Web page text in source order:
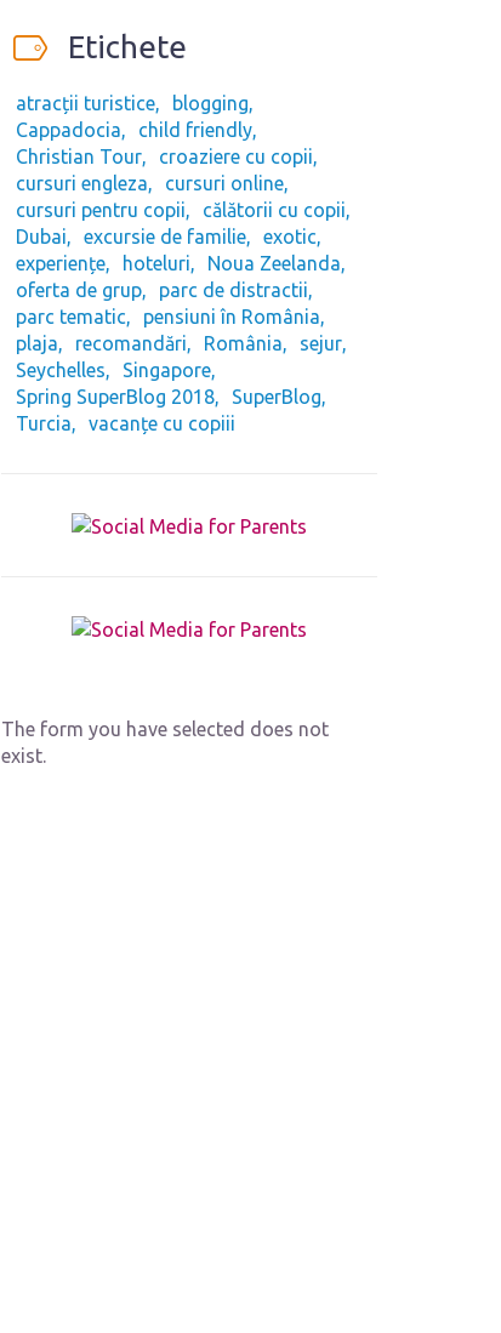
Etichete
atracții turistice
blogging
Cappadocia
child friendly
Christian Tour
croaziere cu copii
cursuri engleza
cursuri online
cursuri pentru copii
călătorii cu copii
Dubai
excursie de familie
exotic
experiențe
hoteluri
Noua Zeelanda
oferta de grup
parc de distractii
parc tematic
pensiuni în România
plaja
recomandări România
sejur
Seychelles
Singapore
Spring SuperBlog 2018
SuperBlog
Turcia
vacanțe cu copiii
The form you have selected does not
exist.